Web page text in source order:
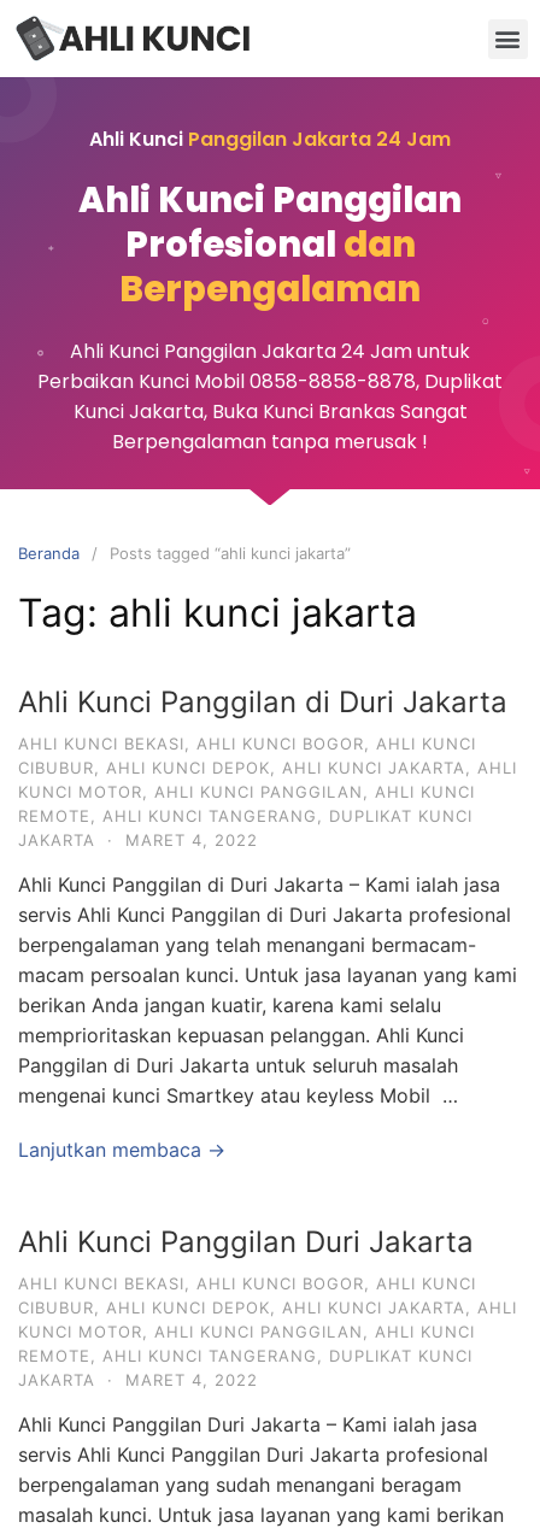
Ahli Kunci Panggilan Jakarta 24 Jam
Ahli Kunci Panggilan
Profesional dan
Berpengalaman
Ahli Kunci Panggilan Jakarta 24 Jam untuk
Perbaikan Kunci Mobil 0858-8858-8878, Duplikat
Kunci Jakarta, Buka Kunci Brankas Sangat
Berpengalaman tanpa merusak !
Beranda Posts tagged “ahli kunci jakarta”
Tag: ahli kunci jakarta
Ahli Kunci Panggilan di Duri Jakarta
AHLI KUNCI BEKASI AHLI KUNCI BOGOR
AHLI KUNCI
CIBUBUR
AHLI KUNCI DEPOK AHLI KUNCI JAKARTA
AHLI
KUNCI MOTOR
AHLI KUNCI PANGGILAN
AHLI KUNCI
REMOTE
AHLI KUNCI TANGERANG
DUPLIKAT KUNCI
JAKARTA
· MARET 4, 2022
Ahli Kunci Panggilan di Duri Jakarta – Kami ialah jasa
servis Ahli Kunci Panggilan di Duri Jakarta profesional
berpengalaman yang telah menangani bermacam-
macam persoalan kunci. Untuk jasa layanan yang kami
berikan Anda jangan kuatir, karena kami selalu
memprioritaskan kepuasan pelanggan. Ahli Kunci
Panggilan di Duri Jakarta untuk seluruh masalah
mengenai kunci Smartkey atau keyless Mobil …
Lanjutkan membaca →
Ahli Kunci Panggilan Duri Jakarta
AHLI KUNCI BEKASI AHLI KUNCI BOGOR
AHLI KUNCI
CIBUBUR
AHLI KUNCI DEPOK AHLI KUNCI JAKARTA
AHLI
KUNCI MOTOR
AHLI KUNCI PANGGILAN
AHLI KUNCI
REMOTE
AHLI KUNCI TANGERANG
DUPLIKAT KUNCI
JAKARTA
· MARET 4, 2022
Ahli Kunci Panggilan Duri Jakarta – Kami ialah jasa
servis Ahli Kunci Panggilan Duri Jakarta profesional
berpengalaman yang sudah menangani beragam
masalah kunci. Untuk jasa layanan yang kami berikan